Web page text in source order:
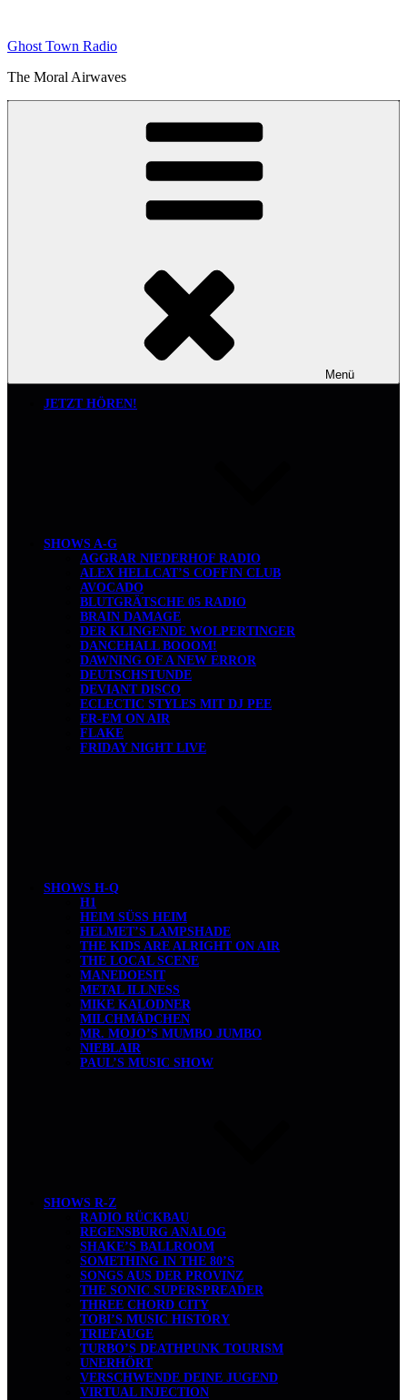
springen
Ghost Town Radio
The Moral Airwaves
Menü
JETZT HÖREN!
SHOWS A-G
AGGRAR NIEDERHOF RADIO
ALEX HELLCAT’S COFFIN CLUB
AVOCADO
BLUTGRÄTSCHE 05 RADIO
BRAIN DAMAGE
DER KLINGENDE WOLPERTINGER
DANCEHALL BOOOM!
DAWNING OF A NEW ERROR
DEUTSCHSTUNDE
DEVIANT DISCO
ECLECTIC STYLES MIT DJ PEE
ER-EM ON AIR
FLAKE
FRIDAY NIGHT LIVE
SHOWS H-Q
H1
HEIM SÜSS HEIM
HELMET’S LAMPSHADE
THE KIDS ARE ALRIGHT ON AIR
THE LOCAL SCENE
MANEDOESIT
METAL ILLNESS
MIKE KALODNER
MILCHMÄDCHEN
MR. MOJO’S MUMBO JUMBO
NIEBLAIR
PAUL’S MUSIC SHOW
SHOWS R-Z
RADIO RÜCKBAU
REGENSBURG ANALOG
SHAKE’S BALLROOM
SOMETHING IN THE 80’S
SONGS AUS DER PROVINZ
THE SONIC SUPERSPREADER
THREE CHORD CITY
TOBI’S MUSIC HISTORY
TRIEFAUGE
TURBO’S DEATHPUNK TOURISM
UNERHÖRT
VERSCHWENDE DEINE JUGEND
VIRTUAL INJECTION